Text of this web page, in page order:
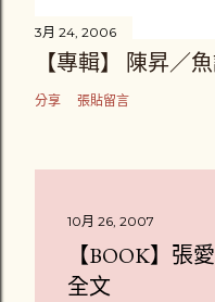
3月 24, 2006
【專輯】 陳昇／
分享 張貼留言
10月 26, 2007
【BOOK】張
全文